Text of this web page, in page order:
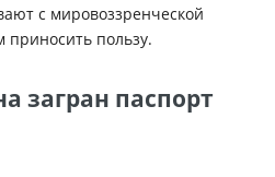
с мировоззренческой
приносить пользу.
загран паспорт